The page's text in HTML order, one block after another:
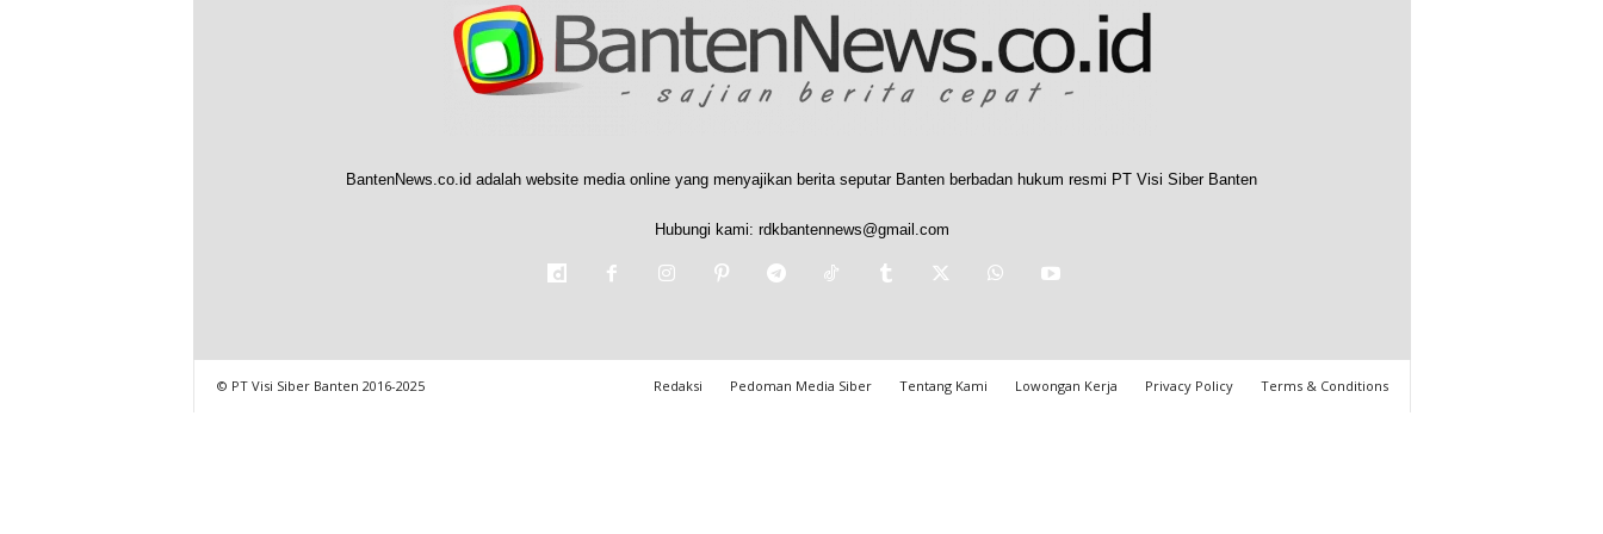
BantenNews.co.id adalah website media online yang menyajikan berita seputar Banten berbadan hukum resmi PT Visi Siber Banten
Hubungi kami: rdkbantennews@gmail.com
Redaksi Pedoman Media Siber Tentang Kami Lowongan Kerja Privacy Policy Terms & Conditions
© PT Visi Siber Banten 2016-2025